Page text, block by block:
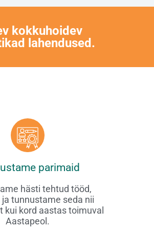
kokkuhoidev
lahendused.
parimaid
hästi tehtud tööd,
tunnustame seda nii
kui kord aastas toimuval
Aastapeol.